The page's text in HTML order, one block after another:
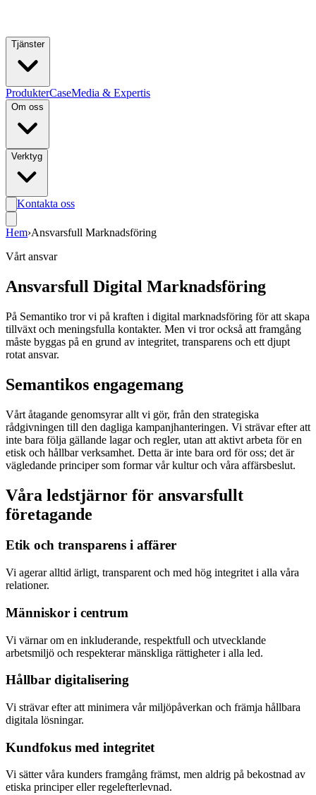
Tjänster
ProdukterCaseMedia & Expertis
Om oss
Verktyg
Kontakta oss
Hem›Ansvarsfull Marknadsföring
Vårt ansvar
Ansvarsfull Digital Marknadsföring
På Semantiko tror vi på kraften i digital marknadsföring för att skapa
tillväxt och meningsfulla kontakter. Men vi tror också att framgång
måste byggas på en grund av integritet, transparens och ett djupt
rotat ansvar.
Semantikos engagemang
Vårt åtagande genomsyrar allt vi gör, från den strategiska
rådgivningen till den dagliga kampanjhanteringen. Vi strävar efter att
inte bara följa gällande lagar och regler, utan att aktivt arbeta för en
etisk och hållbar verksamhet. Detta är inte bara ord för oss; det är
vägledande principer som formar vår kultur och våra affärsbeslut.
Våra ledstjärnor för ansvarsfullt
företagande
Etik och transparens i affärer
Vi agerar alltid ärligt, transparent och med hög integritet i alla våra
relationer.
Människor i centrum
Vi värnar om en inkluderande, respektfull och utvecklande
arbetsmiljö och respekterar mänskliga rättigheter i alla led.
Hållbar digitalisering
Vi strävar efter att minimera vår miljöpåverkan och främja hållbara
digitala lösningar.
Kundfokus med integritet
Vi sätter våra kunders framgång främst, men aldrig på bekostnad av
etiska principer eller regelefterlevnad.